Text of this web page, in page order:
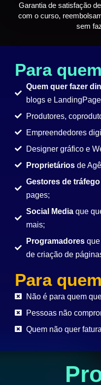
Garantia de satisfação
com o curso,
sem
Para
Quem quer fazer
blogs e
Produtores,
Empreendedores
Designer gráfico e
Proprietários de
Gestores de tráfego
pages;
Social Media que
mais;
Programadores
de criação de
Para
Não é para quem
Pessoas não
Quem não quer